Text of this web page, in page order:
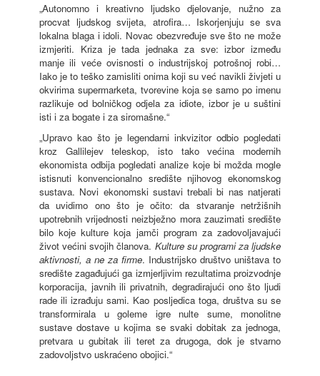
„Autonomno i kreativno ljudsko djelovanje, nužno za
procvat ljudskog svijeta, atrofira… Iskorjenjuju se sva
lokalna blaga i idoli. Novac obezvređuje sve što ne može
izmjeriti. Kriza je tada jednaka za sve: izbor između
manje ili veće ovisnosti o industrijskoj potrošnoj robi…
Iako je to teško zamisliti onima koji su već navikli živjeti u
okvirima supermarketa, tvorevine koja se samo po imenu
razlikuje od bolničkog odjela za idiote, izbor je u suštini
isti i za bogate i za siromašne.“
„Upravo kao što je legendarni inkvizitor odbio pogledati
kroz Gallilejev teleskop, isto tako većina modernih
ekonomista odbija pogledati analize koje bi možda mogle
istisnuti konvencionalno središte njihovog ekonomskog
sustava. Novi ekonomski sustavi trebali bi nas natjerati
da uvidimo ono što je očito: da stvaranje netržišnih
upotrebnih vrijednosti neizbježno mora zauzimati središte
bilo koje kulture koja jamči program za zadovoljavajući
život većini svojih članova. Kulture su programi za ljudske
aktivnosti, a ne za firme. Industrijsko društvo uništava to
središte zagađujući ga izmjerljivim rezultatima proizvodnje
korporacija, javnih ili privatnih, degradirajući ono što ljudi
rade ili izrađuju sami. Kao posljedica toga, društva su se
transformirala u goleme igre nulte sume, monolitne
sustave dostave u kojima se svaki dobitak za jednoga,
pretvara u gubitak ili teret za drugoga, dok je stvarno
zadovoljstvo uskraćeno obojici.“